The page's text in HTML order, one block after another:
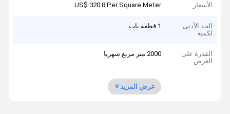
الأسعار US$ 320.8 Per Square Meter
الحد الأدنى
لكمية
1 قطعة باب
القدرة على
العرض
2000 متر مربع شهريا
عرض المزيد